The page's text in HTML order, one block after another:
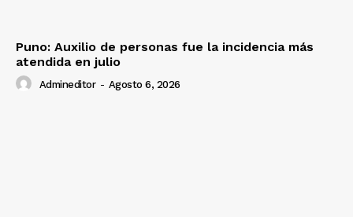
Puno: Auxilio de personas fue la incidencia más
atendida en julio
Admineditor - Agosto 6, 2026